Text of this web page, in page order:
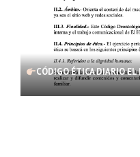
CÓDIGO ÉTICA DIARIO